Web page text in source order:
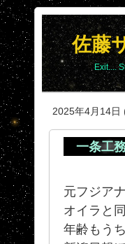
佐藤サ
Exit....
2025年4月14日
一条工
元フジア
オイラと
年齢もう